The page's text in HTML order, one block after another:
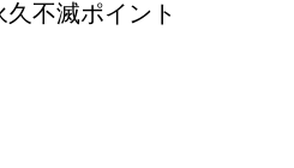
不滅ポイント